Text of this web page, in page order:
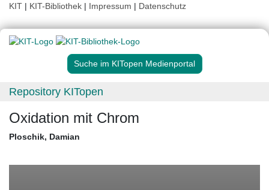
KIT | KIT-Bibliothek | Impressum | Datenschutz
Suche im KITopen Medienportal
Repository KITopen
Oxidation mit Chrom
Ploschik, Damian